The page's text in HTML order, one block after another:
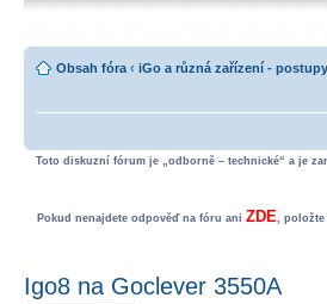
Obsah fóra ‹ iGo a různá zařízení -
Toto diskuzní fórum je „odborně – technické“ a je
Pokud nenajdete odpověď na fóru ani ZDE, položte
Igo8 na Goclever 3550A